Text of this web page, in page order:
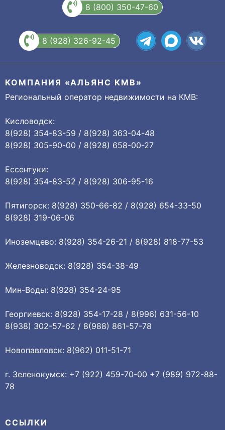
8 (800) 350-47-60
8 (928) 326-92-45
КОМПАНИЯ «АЛЬЯНС КМВ»
Региональный оператор недвижимости на КМВ:
Кисловодск:
8(928) 354-83-59 / 8(928) 363-04-48
8(928) 305-90-00 / 8(928) 658-00-27
Ессентуки:
8(928) 354-83-52 / 8(928) 306-95-16
Пятигорск: 8(928) 350-66-82 / 8(928) 654-33-50
8(928) 319-06-06
Иноземцево: 8(928) 354-26-21 / 8(928) 818-77-53
Железноводск: 8(928) 354-38-49
Мин-Воды: 8(928) 354-24-95
Георгиевск: 8(928) 354-17-28 / 8(996) 631-56-10
8(938) 302-57-62 / 8(988) 861-57-78
Новопавловск: 8(962) 011-51-71
г. Зеленокумск: +7 (922) 459-70-00 +7 (989) 972-88-
78
ССЫЛКИ